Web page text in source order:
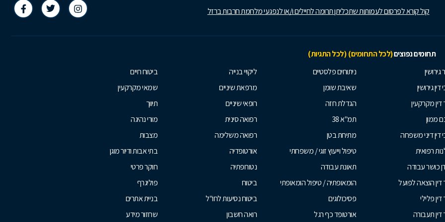
קול קורא לפרסום לעמותות שתכליתן תרומה לחיילים ו/או לנפגעי מלחמת חרבות ברזל
תחומים נפוצים(לכל התחומים) (לכל התגיות)
גירושין
דין גירושין
דין מקרקעין
ממון
דין דיני משפחה
רפואית
כושר עבודה
דין הוצאה לפועל
פלילי
דין תעבורה
ניתוחים פלסטיים
שאיבת שומן
הגדלת חזה
תמ"א 38
מתיחת בטן
טיפול וייעוץ זוגי / משפחתי
תאונת עבודה
הומאופתיה / טיפול הומאופתי
פסיכולוגים
אורטופד כף רגל
ליקויי בנייה
מרפאת שיניים
רופאי שיניים
רפואה סינית
רפואה משלימה
אורטופדיה
נטורופתיה
ביטוח
ביטוח נסיעות לחו"ל
רואה חשבון
ביטוח חיים
שמאי מקרקעין
תיווך
מורי נהיגה
מצבות
בתי אבות ודיור מוגן
חוקר פרטי
פוליגרף
בניית אתרים
שחזור מידע